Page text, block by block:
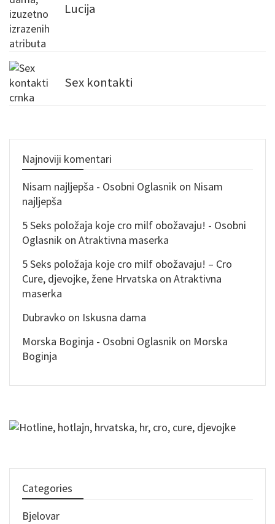
Lucija
Sex kontakti
Najnoviji komentari
Nisam najljepša - Osobni Oglasnik on Nisam
najljepša
5 Seks položaja koje cro milf obožavaju! - Osobni
Oglasnik on Atraktivna maserka
5 Seks položaja koje cro milf obožavaju! – Cro
Cure, djevojke, žene Hrvatska on Atraktivna
maserka
Dubravko on Iskusna dama
Morska Boginja - Osobni Oglasnik on Morska
Boginja
Categories
Bjelovar